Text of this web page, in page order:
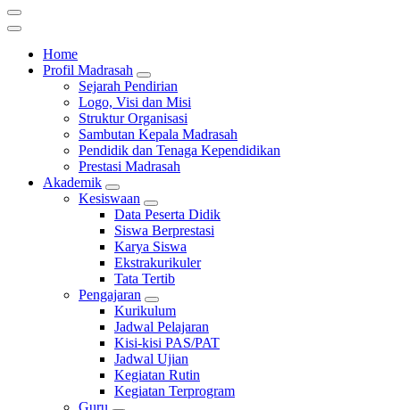
Home
Profil Madrasah
Sejarah Pendirian
Logo, Visi dan Misi
Struktur Organisasi
Sambutan Kepala Madrasah
Pendidik dan Tenaga Kependidikan
Prestasi Madrasah
Akademik
Kesiswaan
Data Peserta Didik
Siswa Berprestasi
Karya Siswa
Ekstrakurikuler
Tata Tertib
Pengajaran
Kurikulum
Jadwal Pelajaran
Kisi-kisi PAS/PAT
Jadwal Ujian
Kegiatan Rutin
Kegiatan Terprogram
Guru